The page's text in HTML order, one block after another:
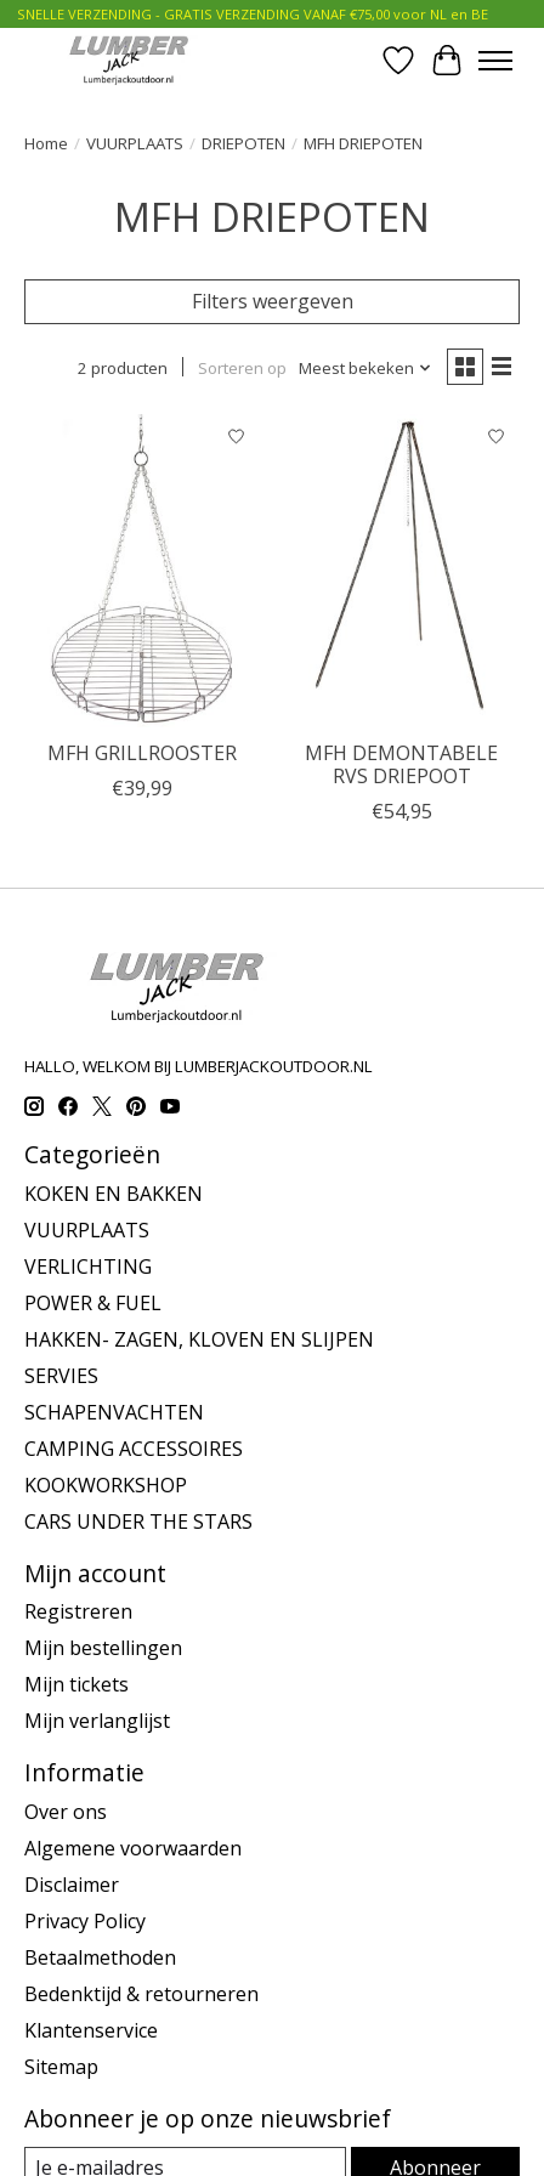
SNELLE VERZENDING - GRATIS VERZENDING VANAF €75,00 voor NL en BE
Verlanglijst
Home / VUURPLAATS / DRIEPOTEN / MFH DRIEPOTEN
MFH DRIEPOTEN
Filters weergeven
2 producten Sorteren op Meest bekeken
MFH GRILLROOSTER
€39,99
MFH DEMONTABELE
RVS DRIEPOOT
€54,95
HALLO, WELKOM BIJ LUMBERJACKOUTDOOR.NL
Categorieën
KOKEN EN BAKKEN
VUURPLAATS
VERLICHTING
POWER & FUEL
HAKKEN- ZAGEN, KLOVEN EN SLIJPEN
SERVIES
SCHAPENVACHTEN
CAMPING ACCESSOIRES
KOOKWORKSHOP
CARS UNDER THE STARS
Mijn account
Registreren
Mijn bestellingen
Mijn tickets
Mijn verlanglijst
Informatie
Over ons
Algemene voorwaarden
Disclaimer
Privacy Policy
Betaalmethoden
Bedenktijd & retourneren
Klantenservice
Sitemap
Abonneer je op onze nieuwsbrief
Abonneer